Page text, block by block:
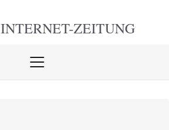
INTERNET-ZEITUNG
Menü